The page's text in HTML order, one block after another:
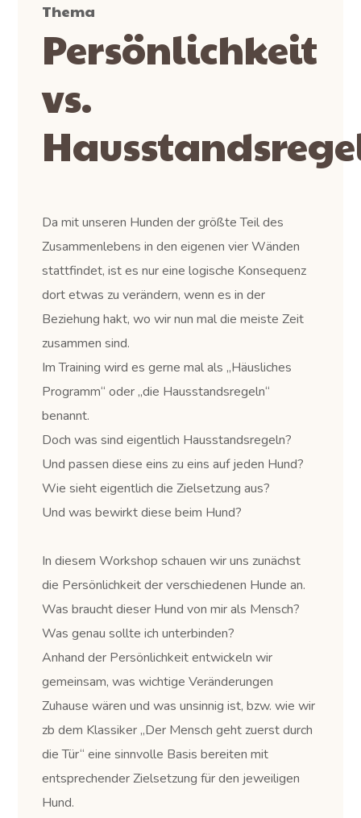
Thema
Persönlichkeit
vs.
Da mit unseren Hunden der größte Teil des
Zusammenlebens in den eigenen vier Wänden
stattfindet, ist es nur eine logische Konsequenz
dort etwas zu verändern, wenn es in der
Beziehung hakt, wo wir nun mal die meiste Zeit
zusammen sind.
Im Training wird es gerne mal als „Häusliches
Programm“ oder „die Hausstandsregeln“
benannt.
Doch was sind eigentlich Hausstandsregeln?
Und passen diese eins zu eins auf jeden Hund?
Wie sieht eigentlich die Zielsetzung aus?
Und was bewirkt diese beim Hund?
In diesem Workshop schauen wir uns zunächst
die Persönlichkeit der verschiedenen Hunde an.
Was braucht dieser Hund von mir als Mensch?
Was genau sollte ich unterbinden?
Anhand der Persönlichkeit entwickeln wir
gemeinsam, was wichtige Veränderungen
Zuhause wären und was unsinnig ist, bzw. wie wir
zb dem Klassiker „Der Mensch geht zuerst durch
die Tür“ eine sinnvolle Basis bereiten mit
entsprechender Zielsetzung für den jeweiligen
Hund.